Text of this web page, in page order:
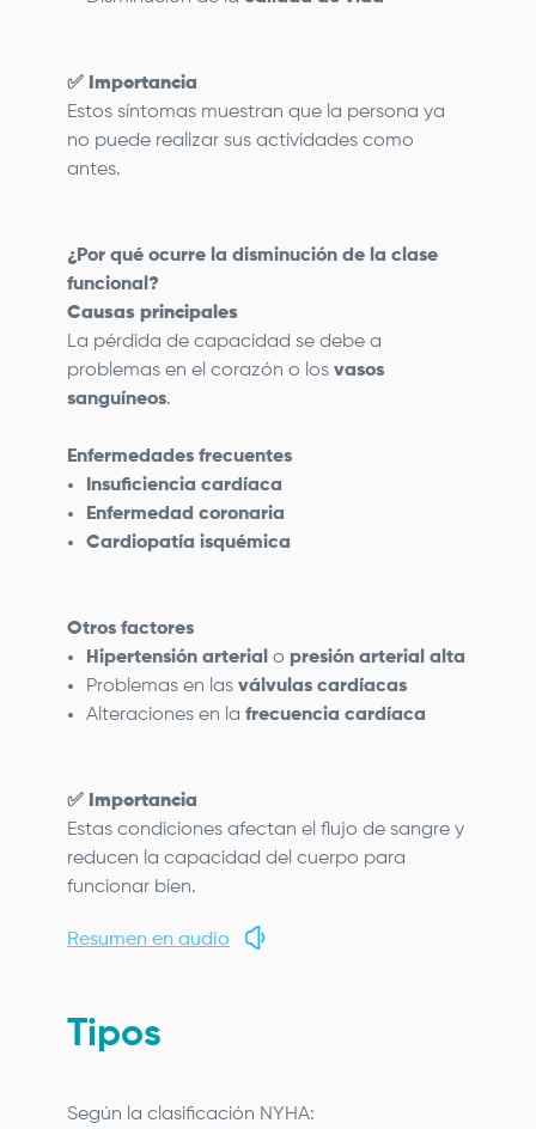
✅ Importancia
Estos síntomas muestran que la persona ya
no puede realizar sus actividades como
antes.
¿Por qué ocurre la disminución de la clase
funcional?
Causas principales
La pérdida de capacidad se debe a
problemas en el corazón o los vasos
sanguíneos.
Enfermedades frecuentes
Insuficiencia cardíaca
Enfermedad coronaria
Cardiopatía isquémica
Otros factores
Hipertensión arterial o presión arterial alta
Problemas en las válvulas cardíacas
Alteraciones en la frecuencia cardíaca
✅ Importancia
Estas condiciones afectan el flujo de sangre y
reducen la capacidad del cuerpo para
funcionar bien.
Resumen en audio
Tipos
Según la clasificación NYHA: